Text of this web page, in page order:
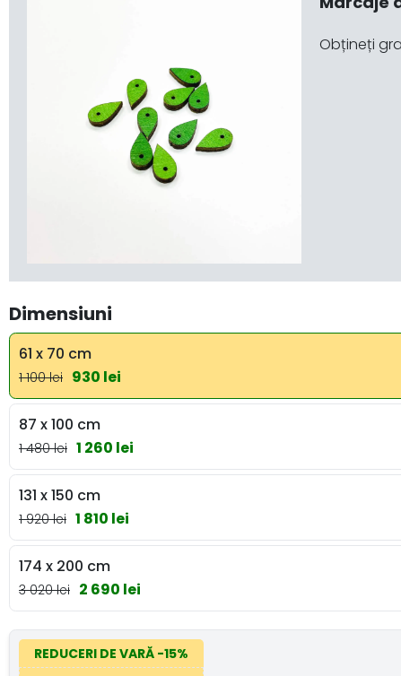
Obțineți
Dimensiuni
61 x 70 cm
1 100 lei 930 lei
87 x 100 cm
1 480 lei 1 260 lei
131 x 150 cm
1 920 lei 1 810 lei
174 x 200 cm
3 020 lei 2 690 lei
REDUCERI DE VARĂ -15%